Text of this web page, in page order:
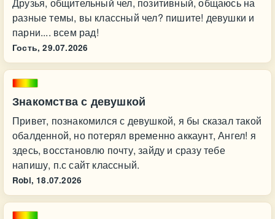
разные темы, вы классный чел? пишите! девушки и
парни.... всем рад!
Гость, 29.07.2026
Знакомства с девушкой
Привет, познакомился с девушкой, я бы сказал такой
обалденной, но потерял временно аккаунт, Ангел! я
здесь, восстановлю почту, зайду и сразу тебе
напишу, п.с сайт классный.
Robi, 18.07.2026